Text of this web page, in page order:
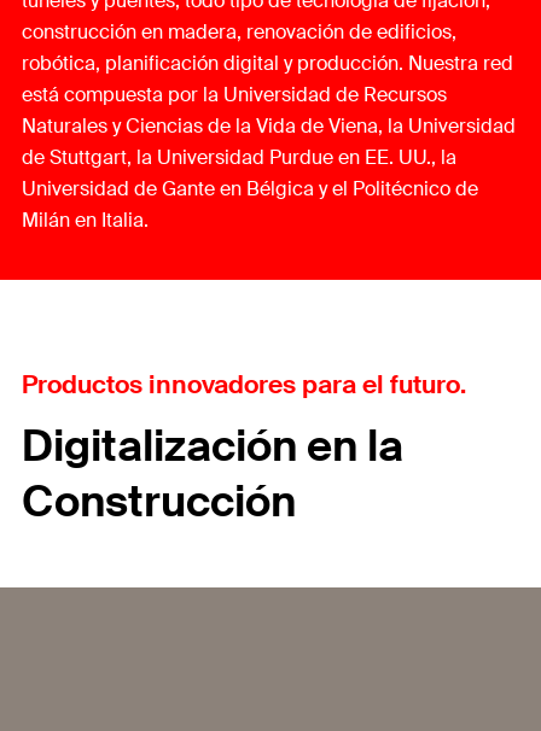
construcción en madera, renovación de edificios,
robótica, planificación digital y producción. Nuestra red
está compuesta por la Universidad de Recursos
Naturales y Ciencias de la Vida de Viena, la Universidad
de Stuttgart, la Universidad Purdue en EE. UU., la
Universidad de Gante en Bélgica y el Politécnico de
Milán en Italia.
Productos innovadores para el futuro.
Digitalización en la
Construcción